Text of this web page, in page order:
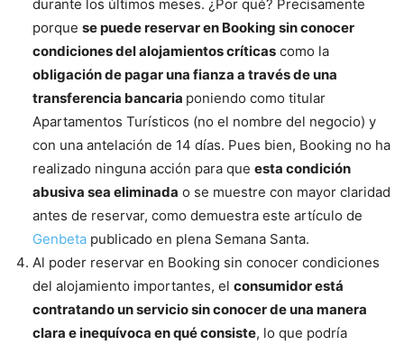
durante los últimos meses. ¿Por qué? Precisamente
porque se puede reservar en Booking sin conocer
condiciones del alojamientos críticas como la
obligación de pagar una fianza a través de una
transferencia bancaria poniendo como titular
Apartamentos Turísticos (no el nombre del negocio) y
con una antelación de 14 días. Pues bien, Booking no ha
realizado ninguna acción para que esta condición
abusiva sea eliminada o se muestre con mayor claridad
antes de reservar, como demuestra este artículo de
Genbeta publicado en plena Semana Santa.
Al poder reservar en Booking sin conocer condiciones
del alojamiento importantes, el consumidor está
contratando un servicio sin conocer de una manera
clara e inequívoca en qué consiste, lo que podría